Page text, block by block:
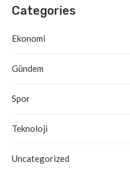
Categories
Ekonomi
Gündem
Spor
Teknoloji
Uncategorized